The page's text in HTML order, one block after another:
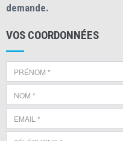
demande.
VOS COORDONNÉES